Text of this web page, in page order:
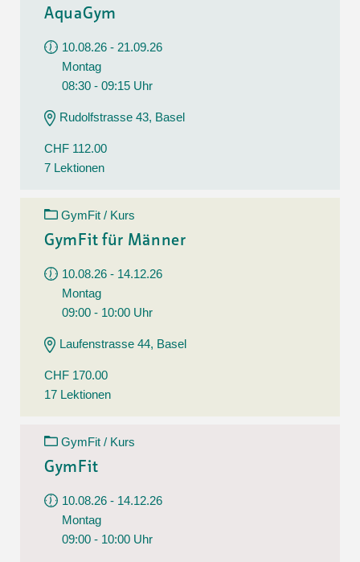
AquaGym
10.08.26 - 21.09.26
Montag
08:30 - 09:15 Uhr
Rudolfstrasse 43, Basel
CHF 112.00
7 Lektionen
GymFit / Kurs
GymFit für Männer
10.08.26 - 14.12.26
Montag
09:00 - 10:00 Uhr
Laufenstrasse 44, Basel
CHF 170.00
17 Lektionen
GymFit / Kurs
GymFit
10.08.26 - 14.12.26
Montag
09:00 - 10:00 Uhr